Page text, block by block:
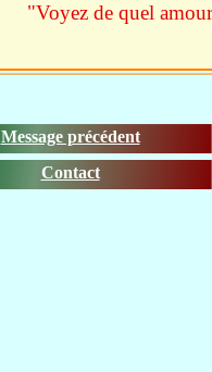
"Voyez de quel
Message précédent
Contact